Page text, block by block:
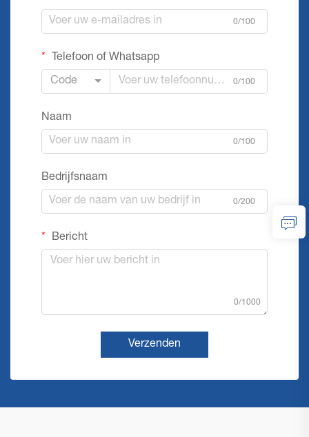
0/100
Telefoon of Whatsapp
Code 0/100
Naam
0/100
Bedrijfsnaam
0/200
Bericht
0/1000
Verzenden